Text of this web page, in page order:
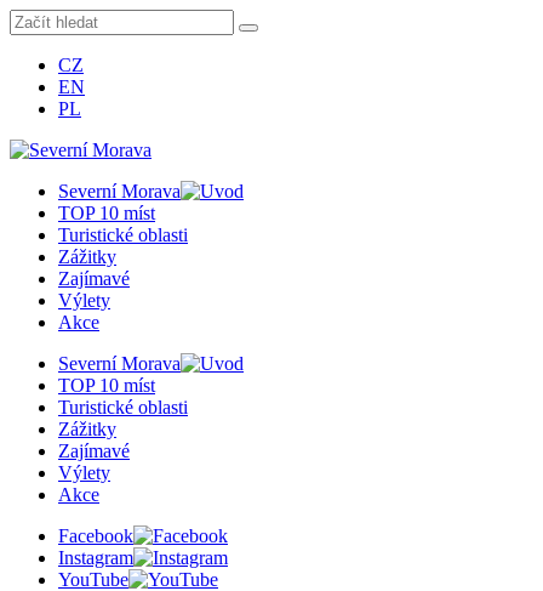
CZ
EN
PL
Severní Morava
TOP 10 míst
Turistické oblasti
Zážitky
Zajímavé
Výlety
Akce
Severní Morava
TOP 10 míst
Turistické oblasti
Zážitky
Zajímavé
Výlety
Akce
Facebook
Instagram
YouTube